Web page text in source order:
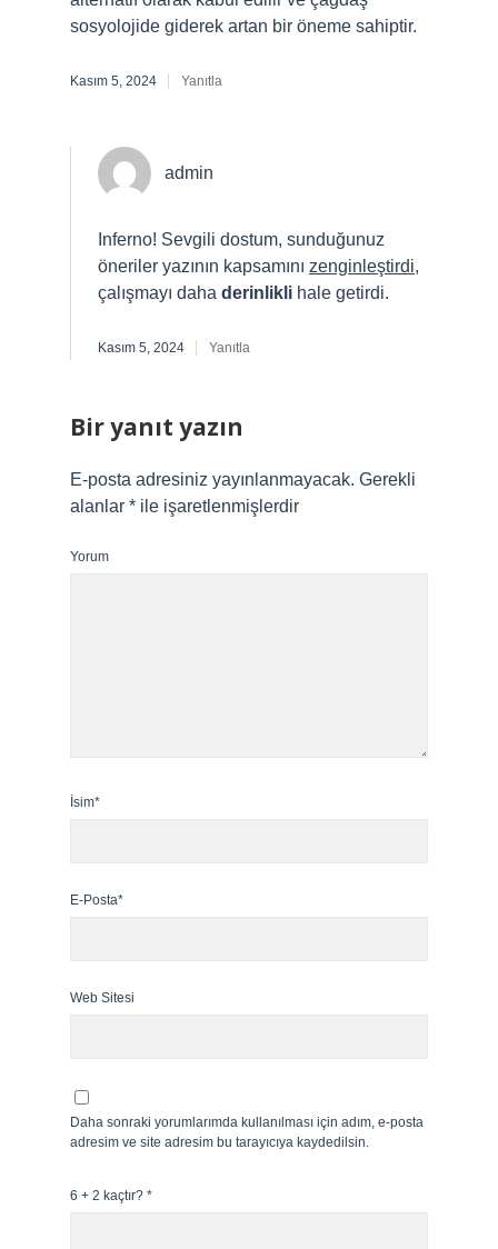
sosyolojide giderek artan bir öneme sahiptir.
Kasım 5, 2024 Yanıtla
admin
Inferno! Sevgili dostum, sunduğunuz
öneriler yazının kapsamını zenginleştirdi,
çalışmayı daha derinlikli hale getirdi.
Kasım 5, 2024 Yanıtla
Bir yanıt yazın
E-posta adresiniz yayınlanmayacak. Gerekli
alanlar * ile işaretlenmişlerdir
Yorum
İsim*
E-Posta*
Web Sitesi
Daha sonraki yorumlarımda kullanılması için adım, e-posta
adresim ve site adresim bu tarayıcıya kaydedilsin.
6 + 2 kaçtır? *